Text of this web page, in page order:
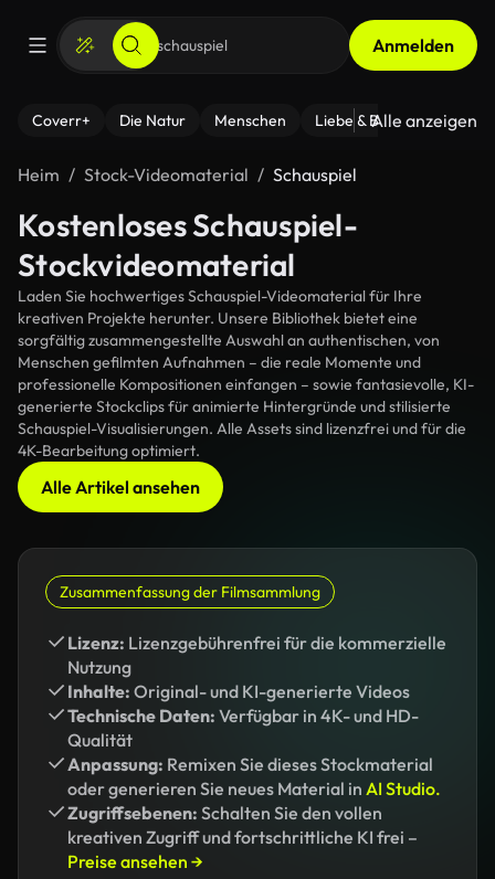
Anmelden
Coverr+ Die Natur Menschen Liebe & Beziehungen
Alle anzeigen
Heim Stock-Videomaterial Schauspiel
Kostenloses Schauspiel-
Stockvideomaterial
Laden Sie hochwertiges Schauspiel-Videomaterial für Ihre
kreativen Projekte herunter. Unsere Bibliothek bietet eine
sorgfältig zusammengestellte Auswahl an authentischen, von
Menschen gefilmten Aufnahmen – die reale Momente und
professionelle Kompositionen einfangen – sowie fantasievolle, KI-
generierte Stockclips für animierte Hintergründe und stilisierte
Schauspiel-Visualisierungen. Alle Assets sind lizenzfrei und für die
4K-Bearbeitung optimiert.
Alle Artikel ansehen
Zusammenfassung der Filmsammlung
Lizenz: Lizenzgebührenfrei für die kommerzielle
Nutzung
Inhalte: Original- und KI-generierte Videos
Technische Daten: Verfügbar in 4K- und HD-
Qualität
Anpassung: Remixen Sie dieses Stockmaterial
oder generieren Sie neues Material in AI Studio.
Zugriffsebenen: Schalten Sie den vollen
kreativen Zugriff und fortschrittliche KI frei –
Preise ansehen →